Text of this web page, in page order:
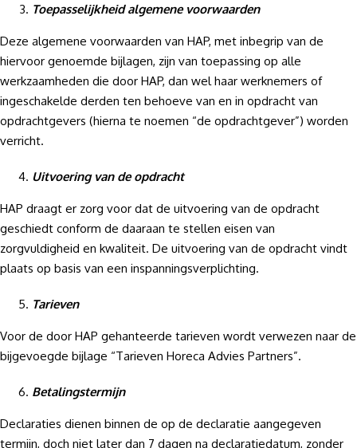
Toepasselijkheid algemene voorwaarden
Deze algemene voorwaarden van HAP, met inbegrip van de
hiervoor genoemde bijlagen, zijn van toepassing op alle
werkzaamheden die door HAP, dan wel haar werknemers of
ingeschakelde derden ten behoeve van en in opdracht van
opdrachtgevers (hierna te noemen “de opdrachtgever”) worden
verricht.
Uitvoering van de opdracht
HAP draagt er zorg voor dat de uitvoering van de opdracht
geschiedt conform de daaraan te stellen eisen van
zorgvuldigheid en kwaliteit. De uitvoering van de opdracht vindt
plaats op basis van een inspanningsverplichting.
Tarieven
Voor de door HAP gehanteerde tarieven wordt verwezen naar de
bijgevoegde bijlage “Tarieven Horeca Advies Partners”.
Betalingstermijn
Declaraties dienen binnen de op de declaratie aangegeven
termijn, doch niet later dan 7 dagen na declaratiedatum, zonder